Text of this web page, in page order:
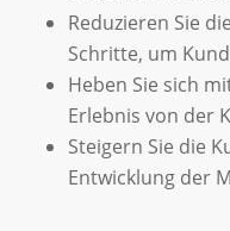
Reduzieren Sie
Schritte, um
Heben Sie sich
Erlebnis von der
Steigern Sie die
Entwicklung der